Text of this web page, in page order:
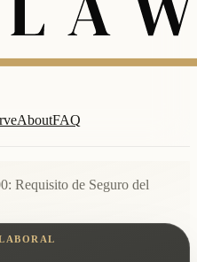
AboutFAQ
Requisito de Seguro del